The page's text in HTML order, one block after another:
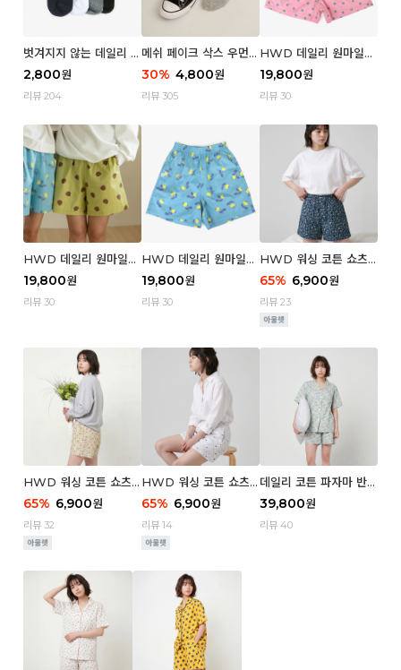
벗겨지지 않는 데일리 페
이크 삭스 (맨)
2,800원
리뷰 204
메쉬 페이크 삭스 우먼 3
P
30% 4,800원
리뷰 305
HWD 데일리 원마일
쇼츠 - 04 Aroma (우
먼)
19,800원
리뷰 30
HWD 데일리 원마일
쇼츠 - 03 Poodle (우
먼)
19,800원
리뷰 30
HWD 데일리 원마일
쇼츠 - 02 Chouchou
(우먼)
19,800원
리뷰 30
HWD 워싱 코튼 쇼츠
(우먼) - 03 Berry tre
e
65% 6,900원
리뷰 23
HWD 워싱 코튼 쇼츠
(우먼) - 02 Retro flo
wer
65% 6,900원
리뷰 32
HWD 워싱 코튼 쇼츠
(우먼) - 01 Blue whal
e
65% 6,900원
리뷰 14
데일리 코튼 파자마 반팔
세트 (우먼) - 03 Sum
mer lane
39,800원
리뷰 40